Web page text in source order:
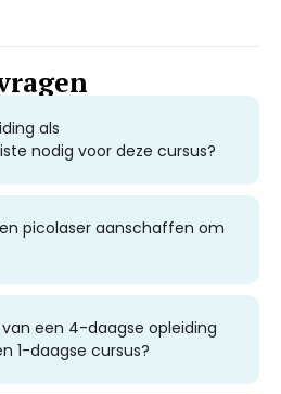
als
nodig voor deze cursus?
picolaser aanschaffen om
een 4-daagse opleiding
1-daagse cursus?